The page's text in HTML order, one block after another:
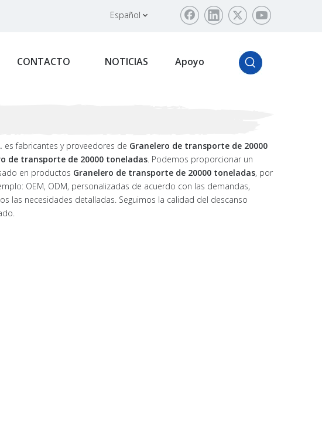
Español
CONTACTO NOTICIAS Apoyo
es fabricantes y proveedores de Granelero de transporte de 20000
de transporte de 20000 toneladas. Podemos proporcionar un
en productos Granelero de transporte de 20000 toneladas, por
OEM, ODM, personalizadas de acuerdo con las demandas,
las necesidades detalladas. Seguimos la calidad del descanso